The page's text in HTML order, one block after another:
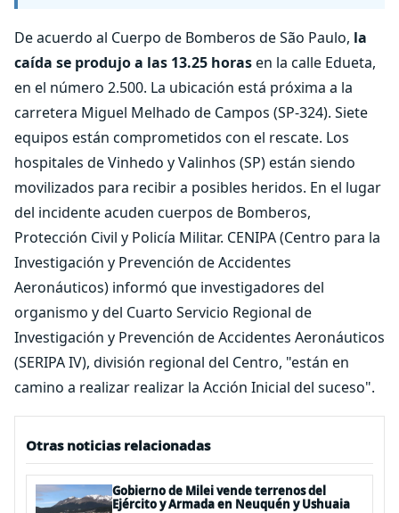
De acuerdo al Cuerpo de Bomberos de São Paulo, la
caída se produjo a las 13.25 horasen la calle Edueta,
en el número 2.500. La ubicación está próxima a la
carretera Miguel Melhado de Campos (SP-324). Siete
equipos están comprometidos con el rescate. Los
hospitales de Vinhedo y Valinhos (SP) están siendo
movilizados para recibir a posibles heridos. En el lugar
del incidente acuden cuerpos de Bomberos,
Protección Civil y Policía Militar. CENIPA (Centro para la
Investigación y Prevención de Accidentes
Aeronáuticos) informó que investigadores del
organismo y del Cuarto Servicio Regional de
Investigación y Prevención de Accidentes Aeronáuticos
(SERIPA IV), división regional del Centro, "están en
camino a realizar realizar la Acción Inicial del suceso".
Otras noticias relacionadas
Gobierno de Milei vende terrenos del
Ejército y Armada en Neuquén y Ushuaia